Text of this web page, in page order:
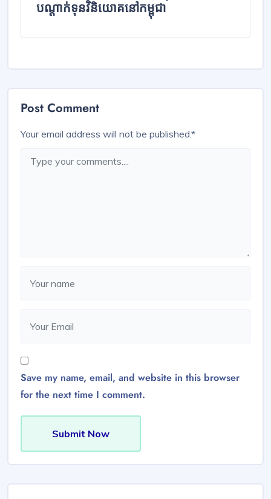
បណ្តាក់ទុនវិនិយោគនៅកម្ពុជា
Post Comment
Your email address will not be published.*
Save my name, email, and website in this browser
for the next time I comment.
Submit Now